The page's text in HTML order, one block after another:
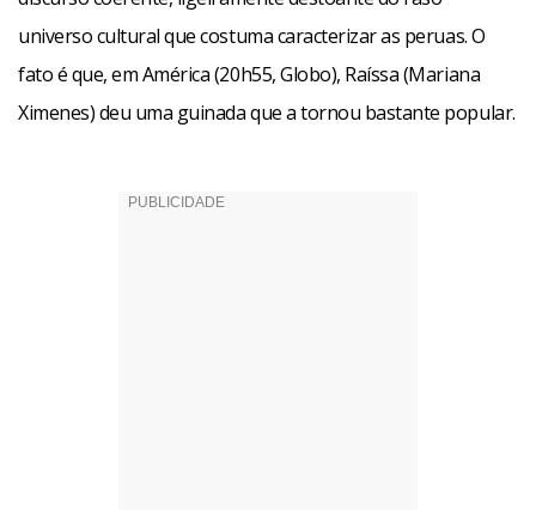
universo cultural que costuma caracterizar as peruas. O
fato é que, em América (20h55, Globo), Raíssa (Mariana
Ximenes) deu uma guinada que a tornou bastante popular.